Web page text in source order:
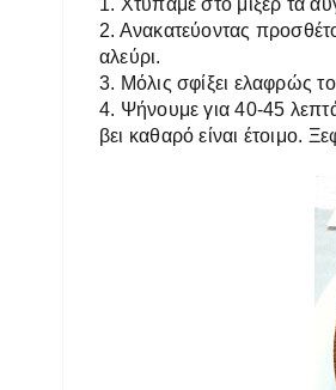
1. Χτυπάμε στο μίξερ τα
2. Ανακατεύοντας
αλεύρι.
3. Μόλις σφίξει ελαφρώς
4. Ψήνουμε για 40-45
βει καθαρό είναι έτοιμο.